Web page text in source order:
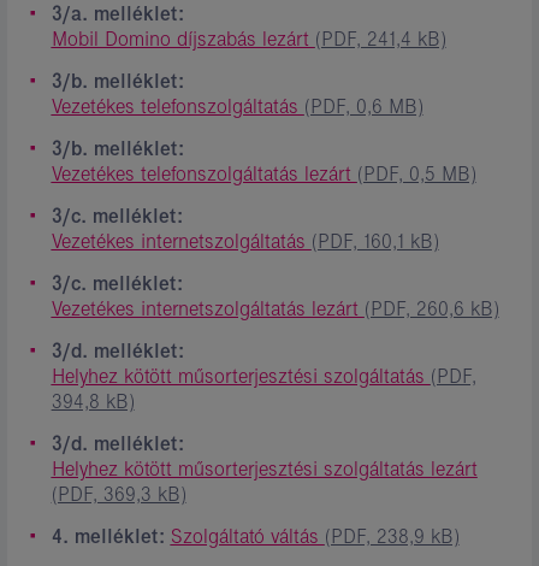
3/a. melléklet:
Mobil Domino díjszabás lezárt (PDF, 241,4 kB)
3/b. melléklet:
Vezetékes telefonszolgáltatás (PDF, 0,6 MB)
3/b. melléklet:
Vezetékes telefonszolgáltatás lezárt (PDF, 0,5 MB)
3/c. melléklet:
Vezetékes internetszolgáltatás (PDF, 160,1 kB)
3/c. melléklet:
Vezetékes internetszolgáltatás lezárt (PDF, 260,6 kB)
3/d. melléklet:
Helyhez kötött műsorterjesztési szolgáltatás (PDF,
394,8 kB)
3/d. melléklet:
Helyhez kötött műsorterjesztési szolgáltatás lezárt
(PDF, 369,3 kB)
4. melléklet: Szolgáltató váltás (PDF, 238,9 kB)